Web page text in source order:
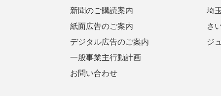
新聞のご購読案内
紙面広告のご案内
デジタル広告のご案内
一般事業主行動計画
お問い合わせ
埼
さ
ジ